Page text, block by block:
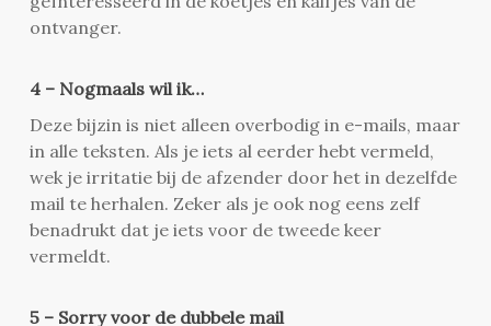
ontvanger.
4 – Nogmaals wil ik…
Deze bijzin is niet alleen overbodig in e-mails, maar
in alle teksten. Als je iets al eerder hebt vermeld,
wek je irritatie bij de afzender door het in dezelfde
mail te herhalen. Zeker als je ook nog eens zelf
benadrukt dat je iets voor de tweede keer
vermeldt.
5 – Sorry voor de dubbele mail